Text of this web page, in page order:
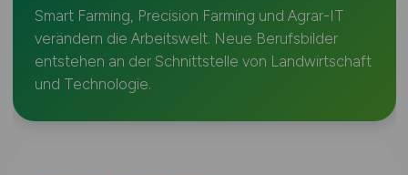
Smart Farming, Precision Farming und Agrar-IT
verändern die Arbeitswelt. Neue Berufsbilder
entstehen an der Schnittstelle von Landwirtschaft
und Technologie.